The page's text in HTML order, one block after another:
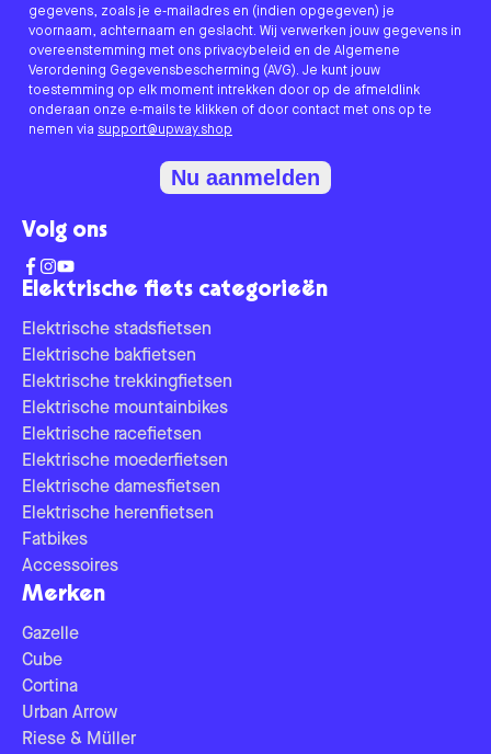
Elektrische fiets categorieën
Elektrische stadsfietsen
Elektrische bakfietsen
Elektrische trekkingfietsen
Elektrische mountainbikes
Elektrische racefietsen
Elektrische moederfietsen
Elektrische damesfietsen
Elektrische herenfietsen
Fatbikes
Accessoires
Merken
Gazelle
Cube
Cortina
Urban Arrow
Riese & Müller
gegevens, zoals je e-mailadres en (indien opgegeven) je
voornaam, achternaam en geslacht. Wij verwerken jouw gegevens in
overeenstemming met ons privacybeleid en de Algemene
Verordening Gegevensbescherming (AVG). Je kunt jouw
toestemming op elk moment intrekken door op de afmeldlink
onderaan onze e-mails te klikken of door contact met ons op te
nemen via support@upway.shop
Nu aanmelden
Volg ons